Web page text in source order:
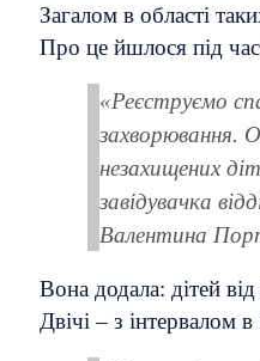
Загалом в області
Про це йшлося під час
«Реєструємо
захворювання.
незахищених
завідувачка
Валентина
Вона додала: дітей
Двічі – з інтервалом